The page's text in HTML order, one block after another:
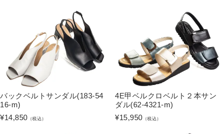
バックベルトサンダル(183-54
16-m)
¥14,850 （税込）
4E甲ベルクロベルト２本サン
ダル(62-4321-m)
¥15,950 （税込）